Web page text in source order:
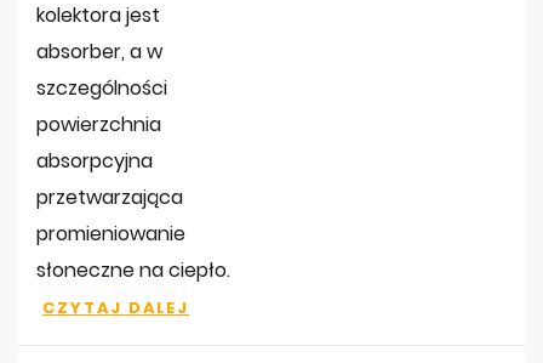
kolektora jest
absorber, a w
szczególności
powierzchnia
absorpcyjna
przetwarzająca
promieniowanie
słoneczne na ciepło.
CZYTAJ DALEJ